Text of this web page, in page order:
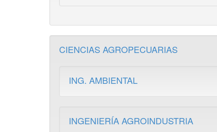
CIENCIAS AGROPECUARIAS
ING. AMBIENTAL
INGENIERÍA AGROINDUSTRIA